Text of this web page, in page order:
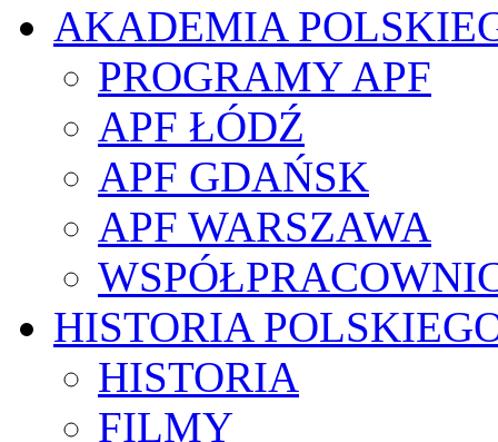
AKADEMIA
PROGRAMY APF
APF ŁÓDŹ
APF GDAŃSK
APF WARSZAWA
HISTORIA
HISTORIA
FILMY